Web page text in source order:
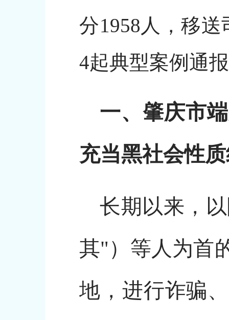
分1958人，移
4起典型案例通
一、肇庆市
充当黑社会性
长期以来，
其"）等人为首
地，进行诈骗